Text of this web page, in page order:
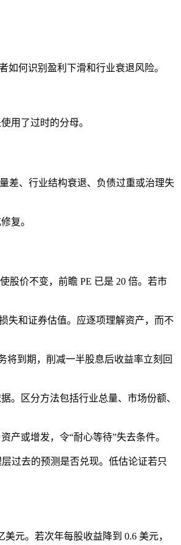
如何识别盈利下滑和行业衰退风险。
用了过时的分母。
差、行业结构衰退、负债过重或治理失
复。
股价不变，前瞻 PE 已是 20 倍。若市
失和证券估值。应逐项理解资产，而不
将到期，削减一半股息后收益率立刻回
。区分方法包括行业总量、市场份额、
或增发，令“耐心等待”失去条件。
过去的预测是否兑现。低估论证若只
元。若次年每股收益降到 0.6 美元，